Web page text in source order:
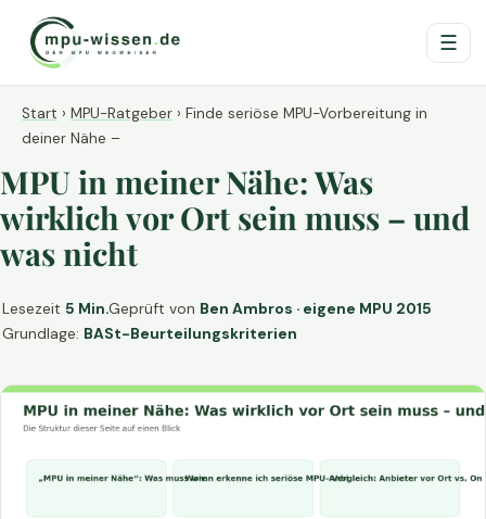
☰
Start › MPU-Ratgeber › Finde seriöse MPU-Vorbereitung in
deiner Nähe –
MPU in meiner Nähe: Was
wirklich vor Ort sein muss – und
was nicht
Lesezeit 5 Min.Geprüft von Ben Ambros · eigene MPU 2015
Grundlage: BASt-Beurteilungskriterien